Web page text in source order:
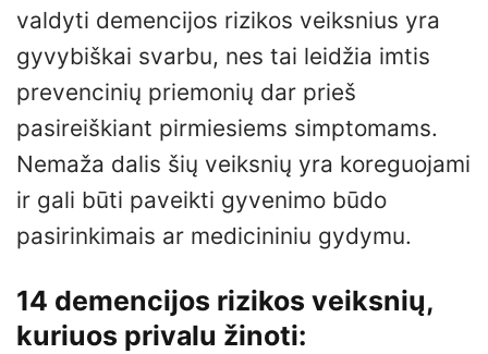
valdyti demencijos rizikos veiksnius yra
gyvybiškai svarbu, nes tai leidžia imtis
prevencinių priemonių dar prieš
pasireiškiant pirmiesiems simptomams.
Nemaža dalis šių veiksnių yra koreguojami
ir gali būti paveikti gyvenimo būdo
pasirinkimais ar medicininiu gydymu.
14 demencijos rizikos veiksnių,
kuriuos privalu žinoti: